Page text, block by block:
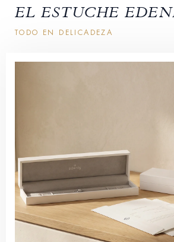
EL ESTUCHE
TODO EN DELICADEZA